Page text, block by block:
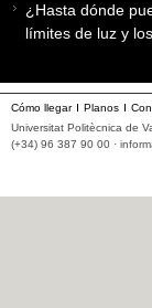
¿Hasta dónde
límites de luz y
Cómo llegar Planos
Universitat Politècnica de
(+34) 96 387 90 00 ·